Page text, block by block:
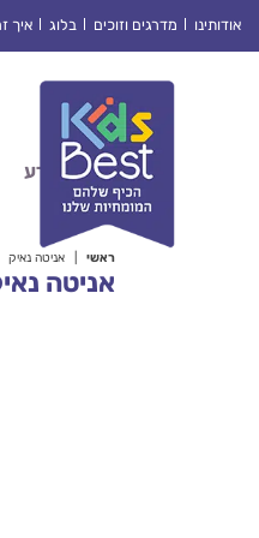
אודותינו מדרגים וזוכים בלוג איך
מדע
ראשי אניטה נאיק
אניטה